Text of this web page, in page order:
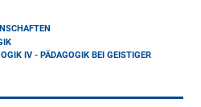
IV - PÄDAGOGIK BEI GEISTIGER